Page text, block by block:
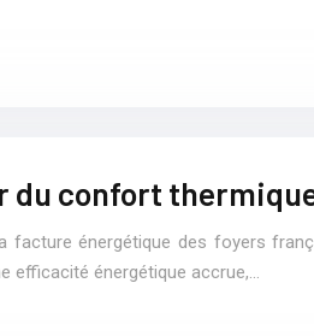
du confort
énergétique des foyers
efficacité énergétique accrue,…